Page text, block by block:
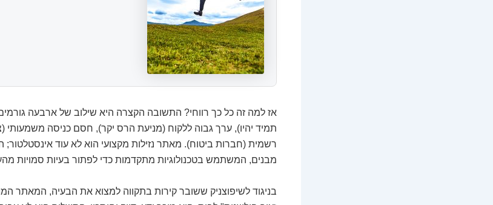
אז למה זה כל כך רווחי? התשובה הקצרה היא שילוב של ארבעה
תמיד יהיו), ערך גבוה ללקוח (מניעת הרס יקר), חסם כניסה משמעותי
רשמית (חברות ביטוח). מאתר נזילות מקצועי הוא לא עוד אינסטלטור;
מבנים, המשתמש בטכנולוגיות מתקדמות כדי לפתור בעיות סמויות
בניגוד לשיפוצניק ששובר קירות בתקווה למצוא את הבעיה, המאתר